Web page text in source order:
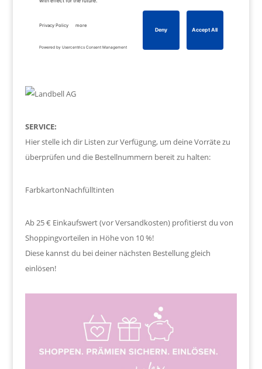
SERVICE:
Hier stelle ich dir Listen zur Verfügung, um deine Vorräte zu
überprüfen und die Bestellnummern bereit zu halten:
FarbkartonNachfülltinten
Ab 25 € Einkaufswert (vor Versandkosten) profitierst du von
Shoppingvorteilen in Höhe von 10 %!
Diese kannst du bei deiner nächsten Bestellung gleich
einlösen!